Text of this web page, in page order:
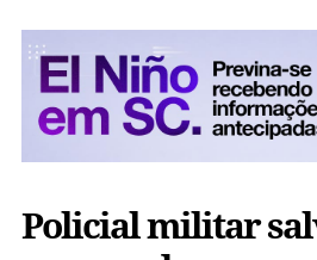
Policial militar